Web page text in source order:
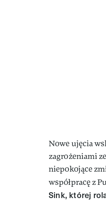
Nowe ujęcia
zagrożeniami
niepokojące
współpracę z
Sink, której